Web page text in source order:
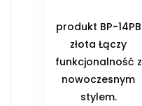
produkt BP-14PB
złota Łączy
funkcjonalność z
nowoczesnym
stylem.